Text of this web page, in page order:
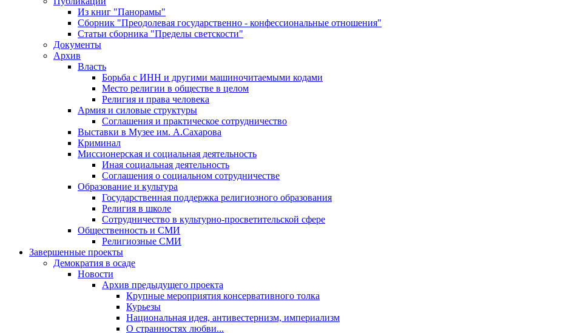
Из книг "Панорамы"
Сборник "Преодолевая государственно - конфессиональные отношения"
Статьи сборника "Пределы светскости"
Документы
Архив
Власть
Борьба с ИНН и другими машиночитаемыми кодами
Место религии в обществе в целом
Религия и права человека
Армия и силовые структуры
Соглашения и практическое сотрудничество
Выставки в Музее им. А.Сахарова
Криминал
Миссионерская и социальная деятельность
Иная социальная деятельность
Соглашения о социальном сотрудничестве
Образование и культура
Государственная поддержка религиозного образования
Религия в школе
Сотрудничество в культурно-просветительской сфере
Общественность и СМИ
Религиозные СМИ
Завершенные проекты
Демократия в осаде
Новости
Архив предыдущего проекта
Крупные мероприятия консервативного толка
Курьезы
Национальная идея, антивестернизм, империализм
О странностях любви...